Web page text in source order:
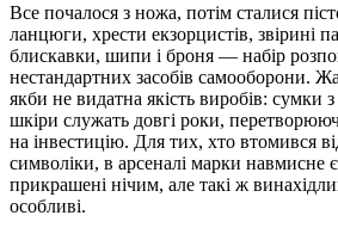
Все почалося з ножа, потім сталися
ланцюги, хрести екзорцистів, звірині
блискавки, шипи і броня — набір
нестандартних засобів самооборони.
якби не видатна якість виробів: сумки
шкіри служать довгі роки,
на інвестицію. Для тих, хто втомився
символіки, в арсеналі марки навмисне є
прикрашені нічим, але такі ж
особливі.